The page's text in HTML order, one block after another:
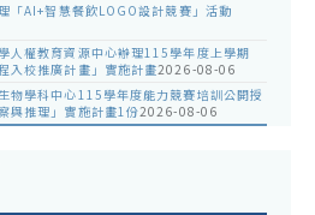
「AI+智慧餐飲LOGO設計競賽」活動
人權教育資源中心辦理115學年度上學期
入校推廣計畫」實施計畫2026-08-06
物學科中心115學年度能力競賽培訓公開授
與推理」實施計畫1份2026-08-06